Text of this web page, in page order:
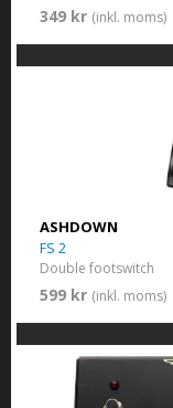
349 kr (inkl. moms)
ASHDOWN
FS 2
Double footswitch
599 kr (inkl. moms)